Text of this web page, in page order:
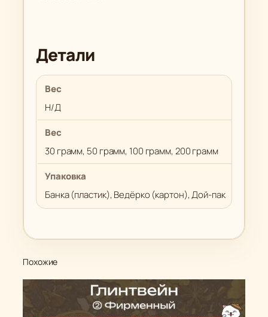
Детали
Вес
Н/Д
Вес
30 грамм, 50 грамм, 100 грамм, 200 грамм
Упаковка
Банка (пластик), Ведёрко (картон), Дой-пак
Похожие